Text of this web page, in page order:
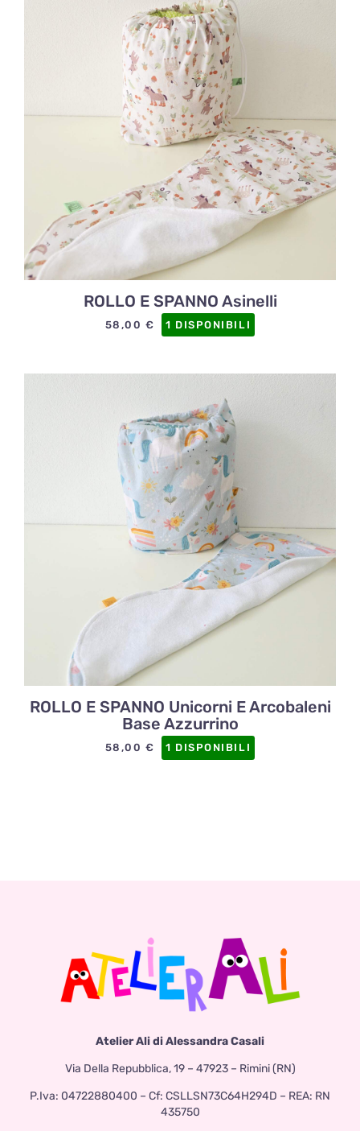
ROLLO E SPANNO Asinelli
58,00€ 1 DISPONIBILI
ROLLO E SPANNO Unicorni E Arcobaleni
Base Azzurrino
58,00€ 1 DISPONIBILI
Atelier Ali di Alessandra Casali
Via Della Repubblica, 19 – 47923 – Rimini (RN)
P.Iva: 04722880400 – Cf: CSLLSN73C64H294D – REA: RN
435750